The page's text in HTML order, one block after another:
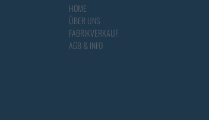
HOME
ÜBER UNS
FABRIKVERKAUF
AGB & INFO